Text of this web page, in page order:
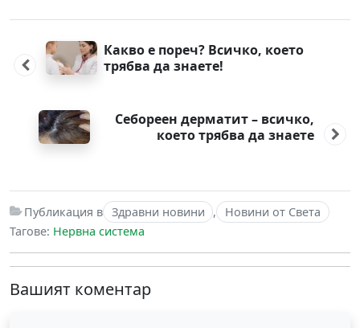
navigationКакво е пореч? Всичко, което
трябва да знаете!
Себореен дерматит – всичко,
което трябва да знаете
Публикация в Здравни новини ,
Новини от Света
Тагове: Нервна система
Вашият коментар